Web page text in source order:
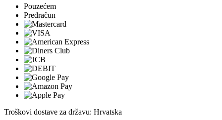
Pouzećem
Predračun
Troškovi dostave za državu: Hrvatska